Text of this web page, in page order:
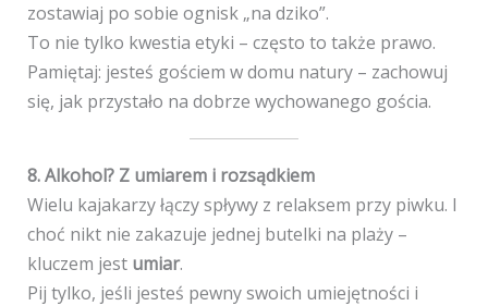
zostawiaj po sobie ognisk „na dziko”.
To nie tylko kwestia etyki – często to także prawo.
Pamiętaj: jesteś gościem w domu natury – zachowuj
się, jak przystało na dobrze wychowanego gościa.
8. Alkohol? Z umiarem i rozsądkiem
Wielu kajakarzy łączy spływy z relaksem przy piwku. I
choć nikt nie zakazuje jednej butelki na plaży –
kluczem jest umiar.
Pij tylko, jeśli jesteś pewny swoich umiejętności i